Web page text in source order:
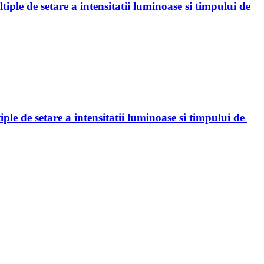
de setare a intensitatii luminoase si timpului de
de setare a intensitatii luminoase si timpului de